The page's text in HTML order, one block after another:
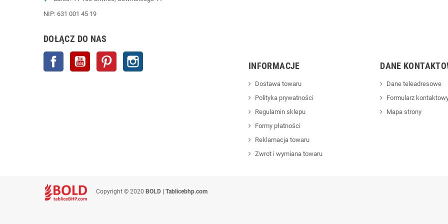
NIP: 631 001 45 19
DOŁĄCZ DO NAS
Facebook YouTube Pinterest
INFORMACJE
Dostawa towaru
Polityka prywatności
Regulamin sklepu
Formy płatności
Reklamacja towaru
Zwrot i wymiana towaru
DANE
Dane teleadresowe
Formularz
Mapa strony
Copyright © 2020 BOLD | Tablicebhp.com